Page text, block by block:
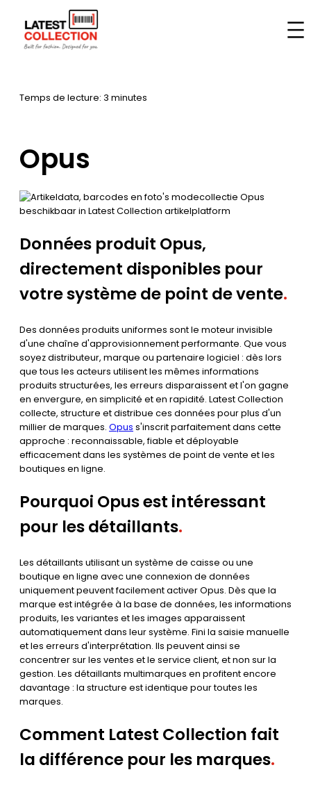
contenu
Accueil –Marques
Temps de lecture: 3 minutes
Opus
Données produit Opus,
directement disponibles pour
votre système de point de vente.
Des données produits uniformes sont le moteur invisible
d'une chaîne d'approvisionnement performante. Que vous
soyez distributeur, marque ou partenaire logiciel : dès lors
que tous les acteurs utilisent les mêmes informations
produits structurées, les erreurs disparaissent et l'on gagne
en envergure, en simplicité et en rapidité. Latest Collection
collecte, structure et distribue ces données pour plus d'un
millier de marques. Opus s'inscrit parfaitement dans cette
approche : reconnaissable, fiable et déployable
efficacement dans les systèmes de point de vente et les
boutiques en ligne.
Pourquoi Opus est intéressant
pour les détaillants.
Les détaillants utilisant un système de caisse ou une
boutique en ligne avec une connexion de données
uniquement peuvent facilement activer Opus. Dès que la
marque est intégrée à la base de données, les informations
produits, les variantes et les images apparaissent
automatiquement dans leur système. Fini la saisie manuelle
et les erreurs d'interprétation. Ils peuvent ainsi se
concentrer sur les ventes et le service client, et non sur la
gestion. Les détaillants multimarques en profitent encore
davantage : la structure est identique pour toutes les
marques.
Comment Latest Collection fait
la différence pour les marques.